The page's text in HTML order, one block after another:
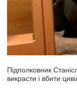
Підполковник
викрасти і вбити